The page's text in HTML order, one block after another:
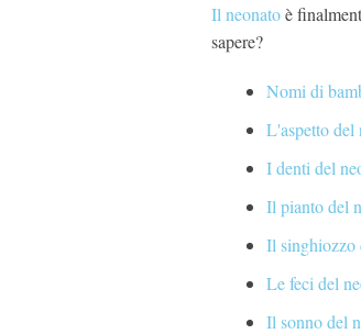
Il neonatoè
sapere?
Nomi di
L'aspetto del
I denti del
Il pianto del
Il singhiozzo
Le feci del
Il sonno del